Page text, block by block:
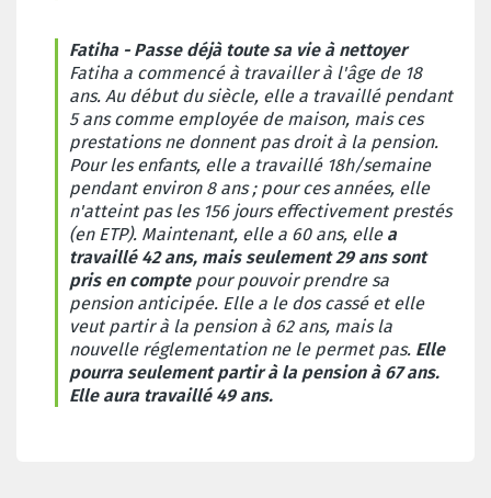
Fatiha - Passe déjà toute sa vie à nettoyer
Fatiha a commencé à travailler à l'âge de 18
ans. Au début du siècle, elle a travaillé pendant
5 ans comme employée de maison, mais ces
prestations ne donnent pas droit à la pension.
Pour les enfants, elle a travaillé 18h/semaine
pendant environ 8 ans ; pour ces années, elle
n'atteint pas les 156 jours effectivement prestés
(en ETP). Maintenant, elle a 60 ans, elle a
travaillé 42 ans, mais seulement 29 ans sont
pris en comptepour pouvoir prendre sa
pension anticipée. Elle a le dos cassé et elle
veut partir à la pension à 62 ans, mais la
nouvelle réglementation ne le permet pas. Elle
pourra seulement partir à la pension à 67 ans.
Elle aura travaillé 49 ans.